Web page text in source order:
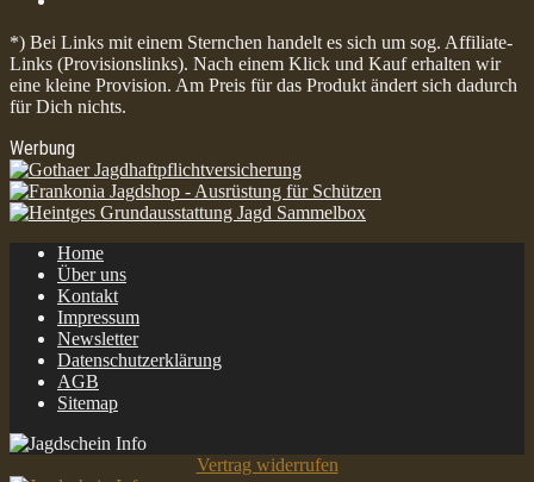
*) Bei Links mit einem Sternchen handelt es sich um sog. Affiliate-
Links (Provisionslinks). Nach einem Klick und Kauf erhalten wir
eine kleine Provision. Am Preis für das Produkt ändert sich dadurch
für Dich nichts.
Werbung
Home
Über uns
Kontakt
Impressum
Newsletter
Datenschutzerklärung
AGB
Sitemap
Vertrag widerrufen